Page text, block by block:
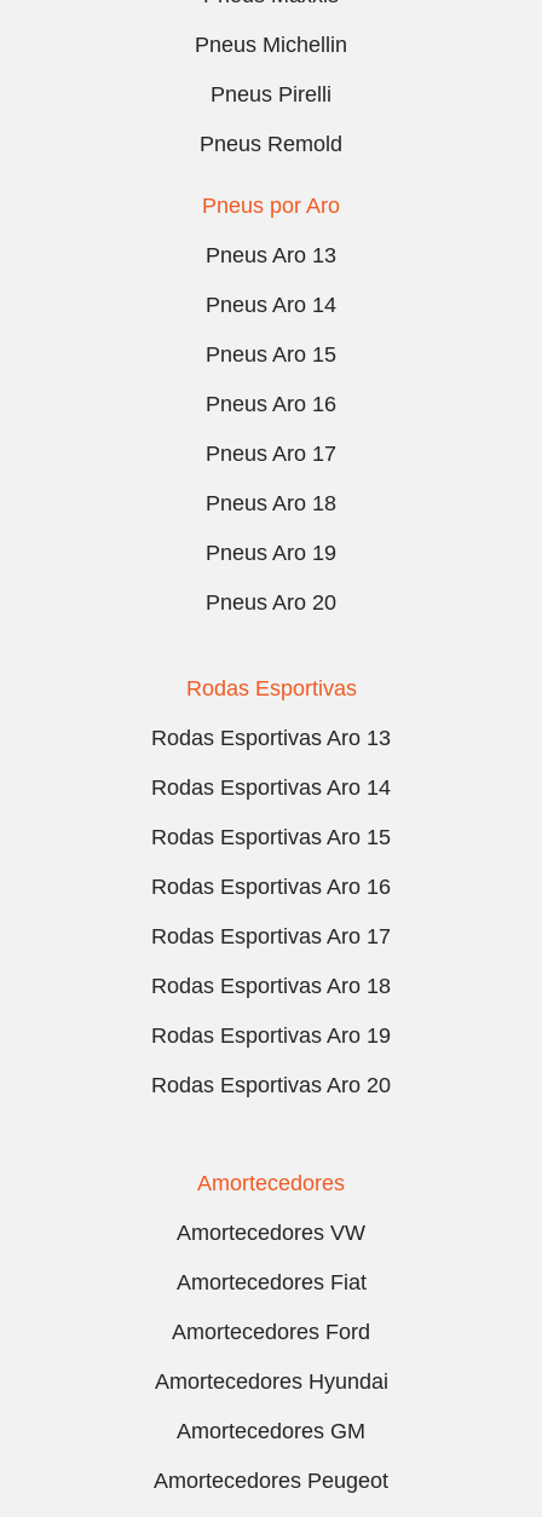
Pneus Michellin
Pneus Pirelli
Pneus Remold
Pneus por Aro
Pneus Aro 13
Pneus Aro 14
Pneus Aro 15
Pneus Aro 16
Pneus Aro 17
Pneus Aro 18
Pneus Aro 19
Pneus Aro 20
Rodas Esportivas
Rodas Esportivas Aro 13
Rodas Esportivas Aro 14
Rodas Esportivas Aro 15
Rodas Esportivas Aro 16
Rodas Esportivas Aro 17
Rodas Esportivas Aro 18
Rodas Esportivas Aro 19
Rodas Esportivas Aro 20
Amortecedores
Amortecedores VW
Amortecedores Fiat
Amortecedores Ford
Amortecedores Hyundai
Amortecedores GM
Amortecedores Peugeot